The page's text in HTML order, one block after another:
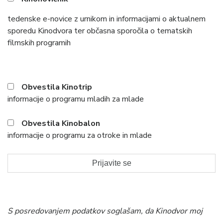
tedenske e-novice z urnikom in informacijami o aktualnem
sporedu Kinodvora ter občasna sporočila o tematskih
filmskih programih
Obvestila Kinotrip
informacije o programu mladih za mlade
Obvestila Kinobalon
informacije o programu za otroke in mlade
S posredovanjem podatkov soglašam, da Kinodvor moj